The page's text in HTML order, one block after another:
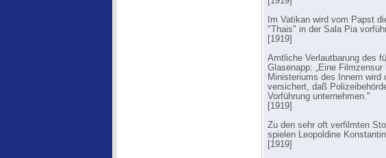
Im Vatikan wird vom Papst
"Thais" in der Sala Pia
[1919]
Amtliche Verlautbarung des
Glasenapp: „Eine
Ministeriums des Innern wird
versichert, daß
Vorführung unternehmen."
[1919]
Zu den sehr oft verfilmten
spielen Leopoldine
[1919]